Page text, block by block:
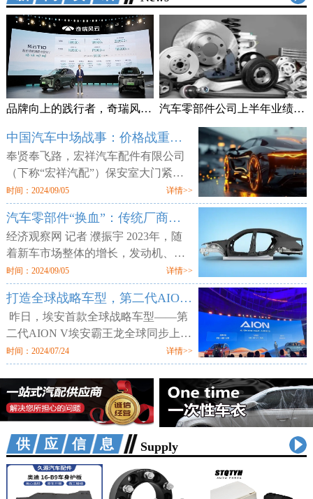
品牌向上的践行者，奇瑞风云T10上市售18.99万元起 汽车零部件公司上半年业绩频预喜 加速拓展海外市场
中国汽车中场战事：价格战重锤零部件供应商
奉贤奉飞路，宏祥汽车配件有限公司
（下称“宏祥汽配”）保安室大门紧
闭，但工厂大门却敞开，外人可以随
意进出。两层楼的厂区空空荡荡，所
有的产线、物料均已搬空，仅剩为数
时间：2024/09/05 详情>>
汽车零部件“换血”：传统厂商业绩平淡 增量部件厂商利润走高
经济观察网 记者 濮振宇 2023年，随
着新车市场整体的增长，发动机、轮
胎等传统汽车零部件企业获得了业绩
增长，但更多的传统零部件企业则业
绩不佳。汽车行业向电动化与智能化
时间：2024/09/05 详情>>
打造全球战略车型，第二代AION V售12.98万元起
昨日，埃安首款全球战略车型——第
二代AION V埃安霸王龙全球同步上
市。新车定位新硬派智驾SUV，提供
520km、650km、750km三种续航7个
配置版本，售价区间为12.98万-18.98
万元。值
时间：2024/07/24 详情>>
供应信息 Supply